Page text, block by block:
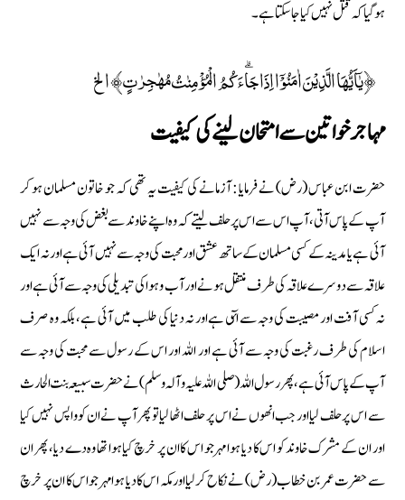
ہوگیا کہ قتل نہیں کیا جاسکتا ہے۔
﴿يٰٓاَيُّهَا الَّذِيْنَ اٰمَنُوْٓا اِذَا جَاۗءَكُمُ الْمُؤْمِنٰتُ مُهٰجِرٰتٍ﴾ الخ
مہاجر خواتین سے امتحان لینے کی کیفیت
حضرت ابن عباس (رض) نے فرمایا : آزمانے کی کیفیت یہ تھی کہ جو خاتون مسلمان ہو کر
آپ کے پاس آتی، آپ اس سے اس پر حلف لیتے کہ وہ اپنے خاوند سے بغض کی وجہ سے نہیں
آئی ہے یا مدینہ کے کسی مسلمان کے ساتھ عشق اور محبت کی وجہ سے نہیں آئی ہے اور نہ ایک
علاقہ سے دوسرے علاقہ کی طرف منتقل ہونے اور آب و ہوا کی تبدیلی کی وجہ سے آئی ہے اور
نہ کسی آفت اور مصیبت کی وجہ سے ائٓی ہے اور نہ دنیا کی طلب میں آئى ہے، بلکہ وہ صرف
اسلام کی طرف رغبت کی وجہ سے آئی ہے اور اللہ اور اس کے رسول سے محبت کی وجہ سے
آپ کے پاس آئی ہے، پھر رسول اللہ (صلی اللہ علیہ وآلہ وسلم) نے حضرت سبیعہ بنت الحارث
سے اس پر حلف لیا اور جب انھوں نے اس پر حلف اٹھا لیا تو پھر آپ نے ان کو واپس نہیں کیا
اور ان کے مشرک خاوند کو اس کا دیا ہوا مہر جو اس کا ان پر خرچ کیا ہوا تھا وہ دے دیا، پھر ان
سے حضرت عمر بن خطاب (رض) نے نکاح کرلیا اور مکہ اس کا دیا ہوا مہر جو اس کا ان پر خرچ